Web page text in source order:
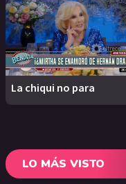
La chiqui no para
LO MÁS VISTO